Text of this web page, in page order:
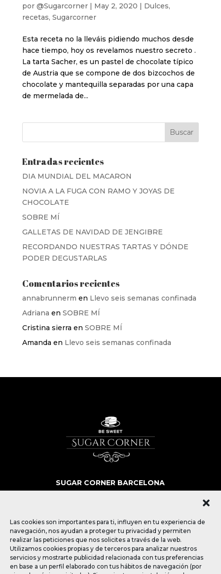
Las cookies son importantes para ti, influyen en tu experiencia de
navegación, nos ayudan a proteger tu privacidad y permiten
realizar las peticiones que nos solicites a través de la web.
Utilizamos cookies propias y de terceros para analizar nuestros
servicios y mostrarte publicidad relacionada con tus preferencias
en base a un perfil elaborado con tus hábitos de navegación (por
por @Sugarcorner| May 2, 2020 | Dulces,
recetas, Sugarcorner
Esta receta no la lleváis pidiendo muchos desde
hace tiempo, hoy os revelamos nuestro secreto .
La tarta Sacher, es un pastel de chocolate típico
de Austria que se compone de dos bizcochos de
chocolate y mantequilla separadas por una capa
de mermelada de...
Entradas recientes
DIA MUNDIAL DEL MACARON
NOVIA A LA FUGA CON RAMO Y JOYAS DE
CHOCOLATE
SOBRE MÍ
GALLETAS DE NAVIDAD DE JENGIBRE
RECORDANDO NUESTRAS TARTAS Y DÓNDE
PODER DEGUSTARLAS
Comentarios recientes
annabrunnerm en Llevo seis semanas confinada
Adriana en SOBRE MÍ
Cristina sierra en SOBRE MÍ
Amanda en Llevo seis semanas confinada
SUGAR CORNER BARCELONA
CONTACTO
SÍGUENOS